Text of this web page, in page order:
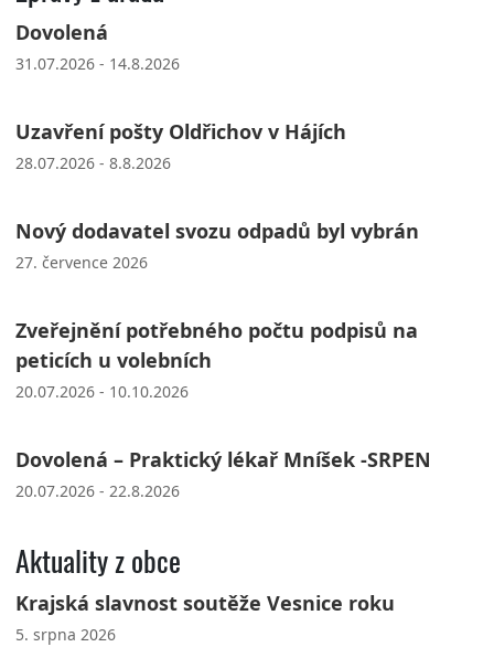
Dovolená
31.07.2026 - 14.8.2026
Uzavření pošty Oldřichov v Hájích
28.07.2026 - 8.8.2026
Nový dodavatel svozu odpadů byl vybrán
27. července 2026
Zveřejnění potřebného počtu podpisů na
peticích u volebních
20.07.2026 - 10.10.2026
Dovolená – Praktický lékař Mníšek -SRPEN
20.07.2026 - 22.8.2026
Aktuality z obce
Krajská slavnost soutěže Vesnice roku
5. srpna 2026